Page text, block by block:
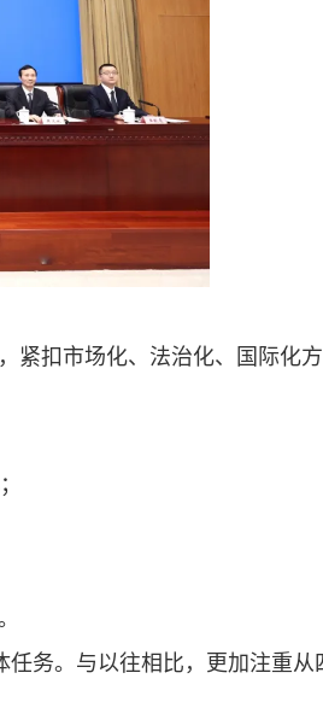
紧扣市场化、法治化、国际化
任务。与以往相比，更加注重从